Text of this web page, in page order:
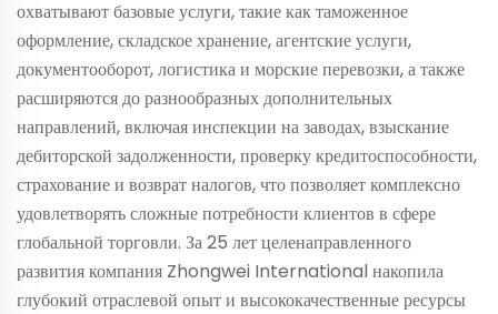
охватывают базовые услуги, такие как таможенное
оформление, складское хранение, агентские услуги,
документооборот, логистика и морские перевозки, а также
расширяются до разнообразных дополнительных
направлений, включая инспекции на заводах, взыскание
дебиторской задолженности, проверку кредитоспособности,
страхование и возврат налогов, что позволяет комплексно
удовлетворять сложные потребности клиентов в сфере
глобальной торговли. За 25 лет целенаправленного
развития компания Zhongwei International накопила
глубокий отраслевой опыт и высококачественные ресурсы